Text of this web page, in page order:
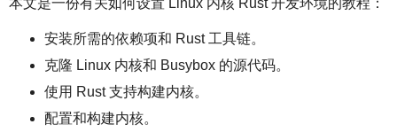
本文是一份有关如何设置 Linux 内核 Rust 开发环境的教程：
安装所需的依赖项和 Rust 工具链。
克隆 Linux 内核和 Busybox 的源代码。
使用 Rust 支持构建内核。
配置和构建内核。